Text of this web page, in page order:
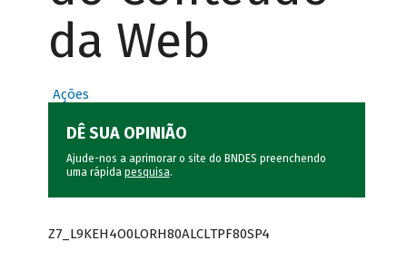
da Web
Ações
DÊ SUA OPINIÃO
Ajude-nos a aprimorar o site do BNDES preenchendo
uma rápida pesquisa.
Z7_L9KEH4O0LORH80ALCLTPF80SP4